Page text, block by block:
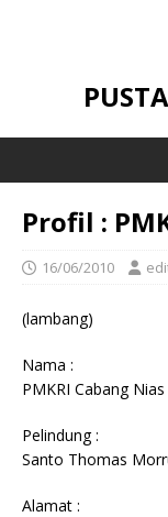
Profil :
16/06/2010
(lambang)
Nama :
PMKRI Cabang Nias
Pelindung :
Santo Thomas
Alamat :